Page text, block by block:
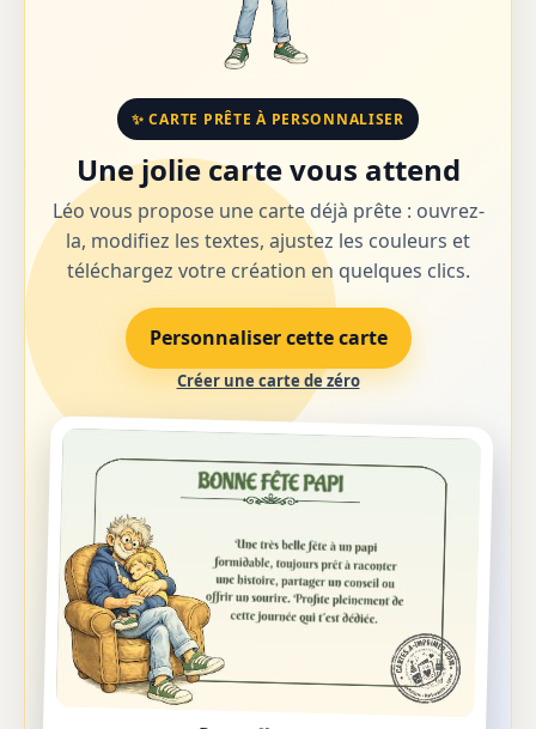
✨ CARTE PRÊTE À PERSONNALISER
Une jolie carte vous attend
Léo vous propose une carte déjà prête : ouvrez-
la, modifiez les textes, ajustez les couleurs et
téléchargez votre création en quelques clics.
Personnaliser cette carte
Créer une carte de zéro